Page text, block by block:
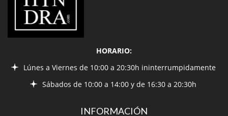
Lúnes a Viernes de 10:00 a 20:30h ininterrumpidamente
INFORMACIÓN
¿Quiénes somos?
Condiciones de envío